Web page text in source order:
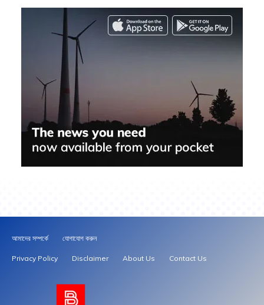
আমাদের সম্পর্কে যোগাযোগ করুন
Privacy Policy Disclaimer About Us Contact Us